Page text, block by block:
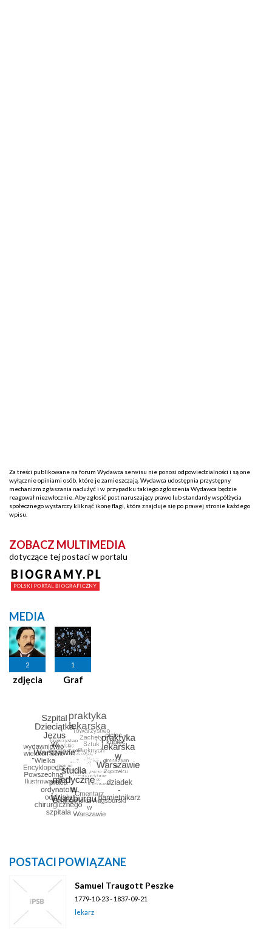
Za treści publikowane na forum Wydawca serwisu nie ponosi odpowiedzialności i są one
wyłącznie opiniami osób, które je zamieszczają. Wydawca udostępnia przystępny
mechanizm zgłaszania nadużyć i w przypadku takiego zgłoszenia Wydawca będzie
reagował niezwłocznie. Aby zgłosić post naruszający prawo lub standardy współżycia
społecznego wystarczy kliknąć ikonę flagi, która znajduje się po prawej stronie każdego
wpisu.
ZOBACZ MULTIMEDIA
dotyczące tej postaci w portalu
MEDIA
2
zdjęcia
1
Graf
POSTACI POWIĄZANE
Samuel Traugott Peszke
1779-10-23 - 1837-09-21
lekarz